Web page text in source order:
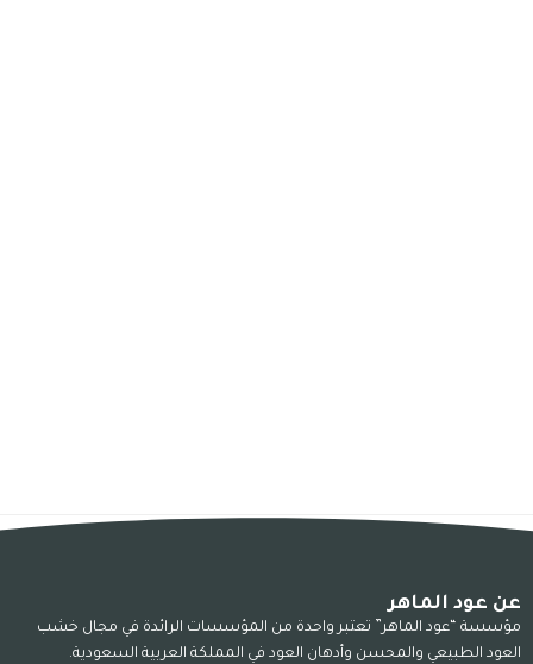
عن عود الماهر
مؤسسة “عود الماهر” تعتبر واحدة من المؤسسات الرائدة في مجال خشب
العود الطبيعي والمحسن وأدهان العود في المملكة العربية السعودية.